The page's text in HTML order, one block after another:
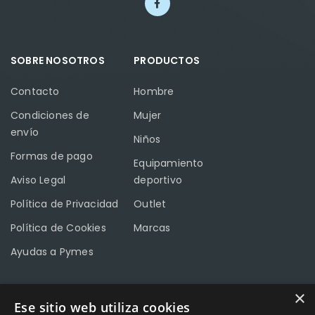
SOBRE NOSOTROS
Contacto
Condiciones de
envío
Formas de pago
Aviso Legal
Política de Privacidad
Política de Cookies
Ayudas a Pymes
PRODUCTOS
Hombre
Mujer
Niños
Equipamiento
deportivo
Outlet
Marcas
CONTACTO ×
Ese sitio web utiliza cookies